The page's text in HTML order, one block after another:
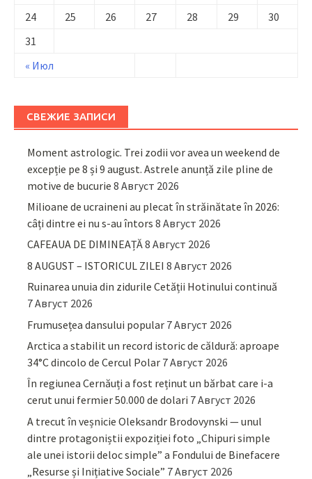
« Июл
24
25 26 27 28 29
30
31
СВЕЖИЕ ЗАПИСИ
Moment astrologic. Trei zodii vor avea un weekend de
excepție pe 8 și 9 august. Astrele anunță zile pline de
motive de bucurie 8 Август 2026
Milioane de ucraineni au plecat în străinătate în 2026:
câți dintre ei nu s-au întors 8 Август 2026
CAFEAUA DE DIMINEAȚĂ8 Август 2026
8 AUGUST – ISTORICUL ZILEI 8 Август 2026
Ruinarea unuia din zidurile Cetății Hotinului continuă
7 Август 2026
Frumusețea dansului popular 7 Август 2026
Arctica a stabilit un record istoric de căldură: aproape
34°C dincolo de Cercul Polar 7 Август 2026
În regiunea Cernăuți a fost reținut un bărbat care i-a
cerut unui fermier 50.000 de dolari 7 Август 2026
A trecut în veșnicie Oleksandr Brodovynski — unul
dintre protagoniștii expoziției foto „Chipuri simple
ale unei istorii deloc simple” a Fondului de Binefacere
„Resurse și Inițiative Sociale” 7 Август 2026